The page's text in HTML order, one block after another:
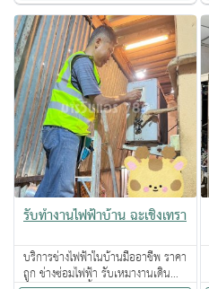
รับทำงานไฟฟ้าบ้าน ฉะเชิงเทรา
บริการช่างไฟฟ้าในบ้านมืออาชีพ ราคา
ถูก ช่างซ่อมไฟฟ้า รับเหมางานเดิน